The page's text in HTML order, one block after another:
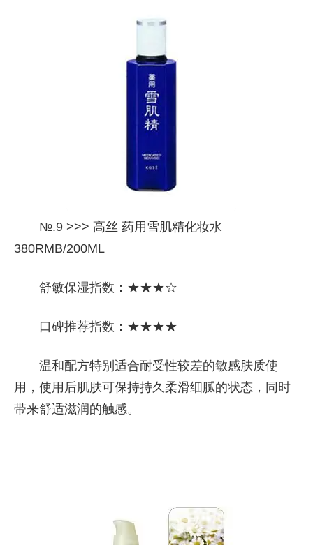
№.9 >>> 高丝 药用雪肌精化妆水
380RMB/200ML
舒敏保湿指数：★★★☆
口碑推荐指数：★★★★
温和配方特别适合耐受性较差的敏感肤质使
用，使用后肌肤可保持持久柔滑细腻的状态，同时
带来舒适滋润的触感。